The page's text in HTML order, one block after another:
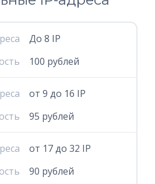
До 8 IP
100 рублей
от 9 до 16 IP
95 рублей
от 17 до 32 IP
90 рублей